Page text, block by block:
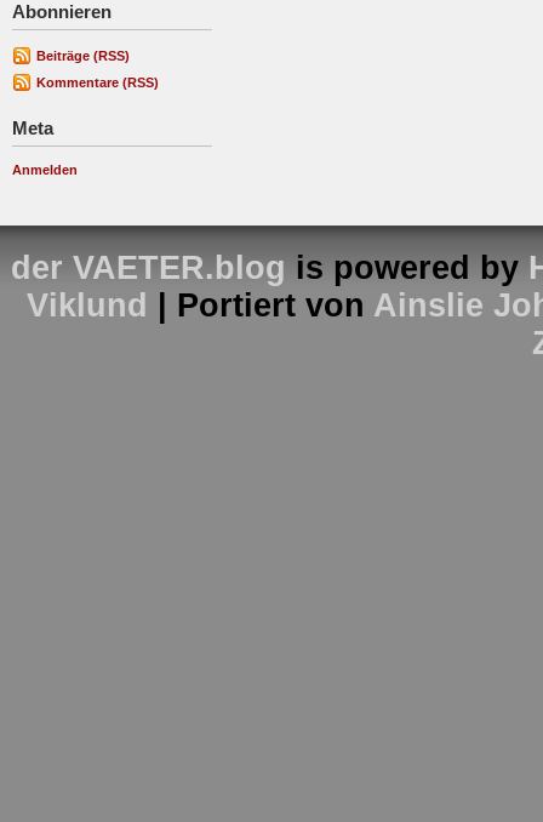
Abonnieren
Beiträge (RSS)
Kommentare (RSS)
Meta
Anmelden
der VAETER.blog is powered by
Viklund
| Portiert von Ainslie